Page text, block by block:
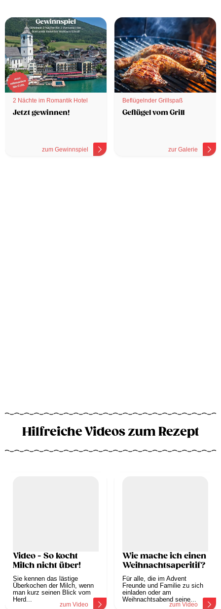
2 Nächte im Romantik Hotel
Jetzt gewinnen!
zum Gewinnspiel
Beflügelnder Grillspaß
Geflügel vom Grill
zur Galerie
Hilfreiche Videos zum Rezept
Video - So kocht
Milch nicht über!
Sie kennen das lästige
Überkochen der Milch, wenn
man kurz seinen Blick vom
Herd...
zum Video
Wie mache ich einen
Weihnachtsaperitif?
Für alle, die im Advent
Freunde und Familie zu sich
einladen oder am
Weihnachtsabend seine...
zum Video